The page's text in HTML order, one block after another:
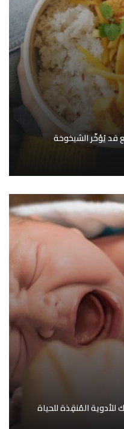
المُنقِذة للحياة